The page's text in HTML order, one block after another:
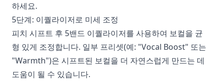
하세요.
5단계: 이퀄라이저로 미세 조정
피치 시프트 후 5밴드 이퀄라이저를 사용하여 보컬을 균
형 있게 조정합니다. 일부 프리셋(예: "Vocal Boost" 또는
"Warmth")은 시프트된 보컬을 더 자연스럽게 만드는 데
도움이 될 수 있습니다.